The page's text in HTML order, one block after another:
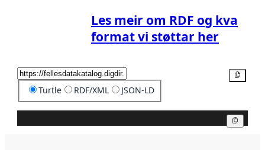
Les meir om RDF og kva
format vi støttar her
Turtle RDF/XML JSON-LD